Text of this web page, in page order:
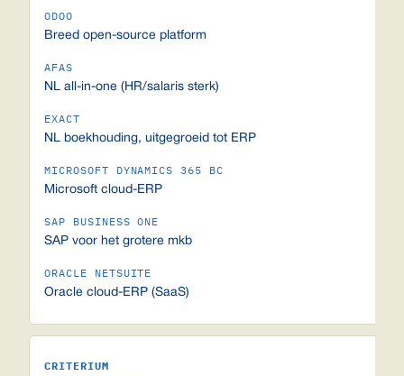
Breed open-source platform
NL all-in-one (HR/salaris sterk)
NL boekhouding, uitgegroeid tot ERP
Microsoft cloud-ERP
SAP voor het grotere mkb
Oracle cloud-ERP (SaaS)